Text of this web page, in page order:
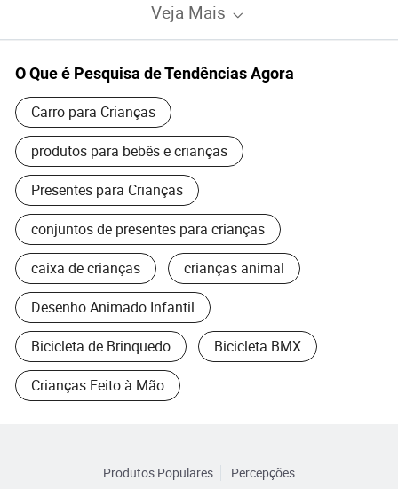
Veja Mais
O Que é Pesquisa de Tendências Agora
Carro para Crianças
produtos para bebês e crianças
Presentes para Crianças
conjuntos de presentes para crianças
caixa de crianças crianças animal
Desenho Animado Infantil
Bicicleta de Brinquedo Bicicleta BMX
Crianças Feito à Mão
Produtos Populares
Percepções